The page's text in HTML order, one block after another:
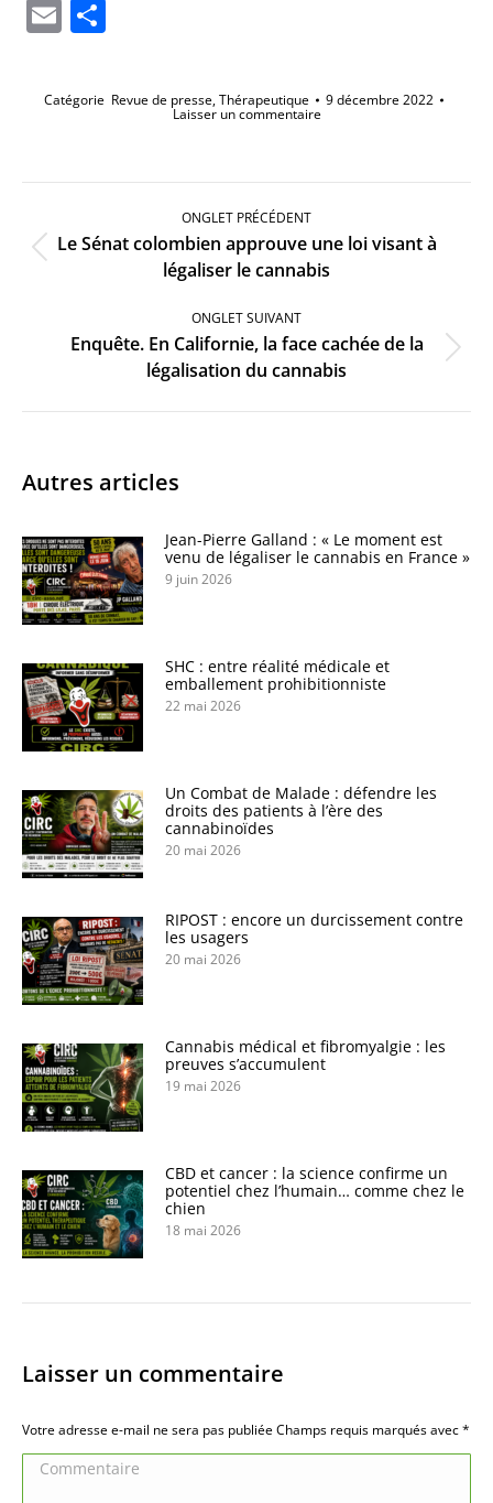
Email
Catégorie Revue de presse,Thérapeutique 9 décembre 2022
Laisser un commentaire
Navigation
ONGLET PRÉCÉDENT
Onglet
précédent
Le Sénat colombien approuve une loi visant à
légaliser le cannabis
ONGLET SUIVANT
Onglet
suivant
Enquête. En Californie, la face cachée de la
légalisation du cannabis
Autres articles
Jean-Pierre Galland : « Le moment est
venu de légaliser le cannabis en France »
9 juin 2026
SHC : entre réalité médicale et
emballement prohibitionniste
22 mai 2026
Un Combat de Malade : défendre les
droits des patients à l’ère des
cannabinoïdes
20 mai 2026
RIPOST : encore un durcissement contre
les usagers
20 mai 2026
Cannabis médical et fibromyalgie : les
preuves s’accumulent
19 mai 2026
CBD et cancer : la science confirme un
potentiel chez l’humain… comme chez le
chien
18 mai 2026
Laisser un commentaire
Votre adresse e-mail ne sera pas publiée Champs requis marqués avec*
Commentaire